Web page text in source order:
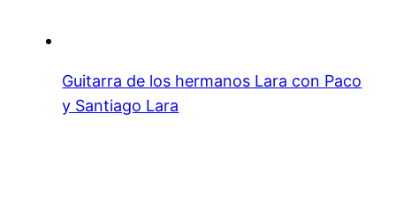
Guitarra de los hermanos Lara con Paco
y Santiago Lara